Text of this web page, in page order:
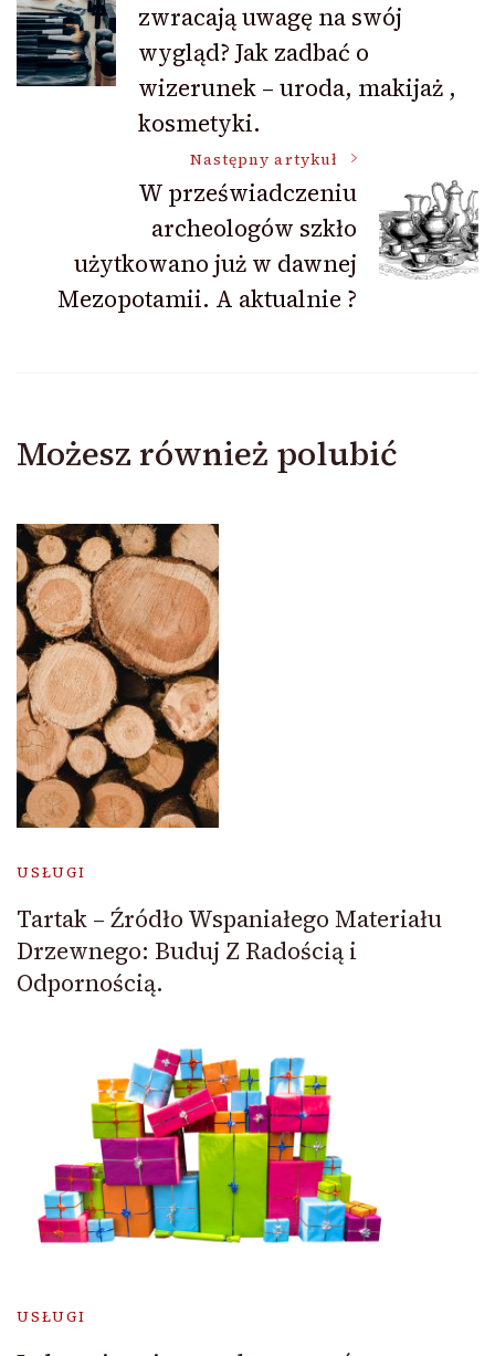
wpisuzwracają uwagę na swój
wygląd? Jak zadbać o
wizerunek – uroda, makijaż ,
kosmetyki.
Następny artykuł
W przeświadczeniu
archeologów szkło
użytkowano już w dawnej
Mezopotamii. A aktualnie ?
Możesz również polubić
USŁUGI
Tartak – Źródło Wspaniałego Materiału
Drzewnego: Buduj Z Radością i
Odpornością.
USŁUGI